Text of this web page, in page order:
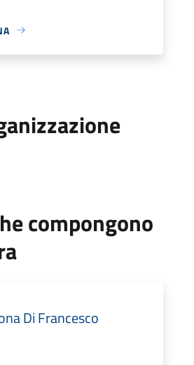
compongono
Di Francesco